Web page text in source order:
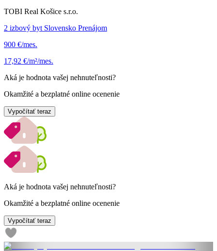
TOBI Real Košice s.r.o.
2 izbový byt Slovensko Prenájom
900 €/mes.
17,92 €/m²/mes.
Aká je hodnota vašej nehnuteľnosti?
Okamžité a bezplatné online ocenenie
Vypočítať teraz
Aká je hodnota vašej nehnuteľnosti?
Okamžité a bezplatné online ocenenie
Vypočítať teraz